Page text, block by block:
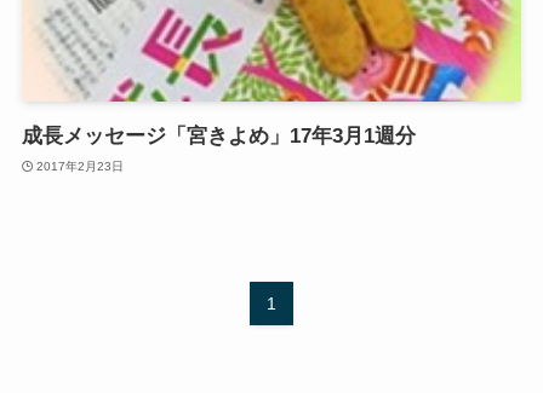
成長メッセージ「宮きよめ」17年3月1週分
2017年2月23日
1